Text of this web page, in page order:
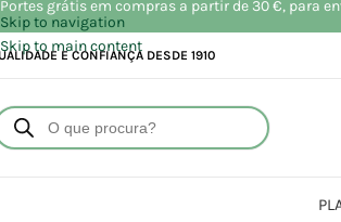
Skip to navigation
Skip to main content
E CONFIANÇA DESDE 1910
Portes grátis em compras a partir de 30 €, para